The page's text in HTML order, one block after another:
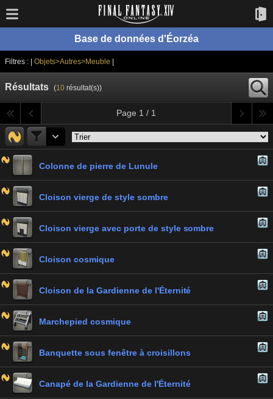
Base de données d'Éorzéa
Filtres : | Objets>Autres>Meuble
Résultats (10résultat(s))
Page 1 / 1
Colonne de pierre de Lunule
Cloison vierge de style sombre
Cloison vierge avec porte de style sombre
Cloison cosmique
Cloison de la Gardienne de l'Éternité
Marchepied cosmique
Banquette sous fenêtre à croisillons
Canapé de la Gardienne de l'Éternité